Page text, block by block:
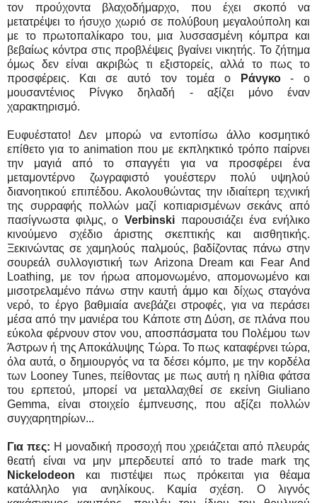
τον προύχοντα βλαχοδήμαρχο, που έχει σκοπό να
μετατρέψει το ήσυχο χωριό σε πολύβουη μεγαλούπολη και
με το πρωτοπαλίκαρο του, μια λυσσασμένη κόμπρα και
βεβαίως κόντρα στις προβλέψεις βγαίνει νικητής. Το ζήτημα
όμως δεν είναι ακριβώς τι εξιστορείς, αλλά το πως το
προσφέρεις. Και σε αυτό τον τομέα ο
Ράνγκο- ο
μουσαντένιος Ρίνγκο δηλαδή - αξίζει μόνο έναν
χαρακτηρισμό.
Ευφυέστατο! Δεν μπορώ να εντοπίσω άλλο κοσμητικό
επίθετο για το animation που με εκπληκτικό τρόπο παίρνει
την μαγιά από το σπαγγέτι για να προσφέρει ένα
μεταμοντέρνο ζωγραφιστό γουέστερν πολύ υψηλού
διανοητικού επιπέδου. Ακολουθώντας την ιδιαίτερη τεχνική
της συρραφής πολλών μαζί κοπιαρισμένων σεκάνς από
πασίγνωστα φιλμς, ο Verbinski παρουσιάζει ένα ενήλικο
κινούμενο σχέδιο άριστης σκεπτικής και αισθητικής.
Ξεκινώντας σε χαμηλούς παλμούς, βαδίζοντας πάνω στην
σουρεάλ συλλογιστική των Arizona Dream και Fear And
Loathing, με τον ήρωα απομονωμένο, απομονωμένο και
μισοτρελαμένο πάνω στην καυτή άμμο και δίχως σταγόνα
νερό, το έργο βαθμιαία ανεβάζει στροφές, για να περάσει
μέσα από την μανιέρα του Κάποτε στη Δύση, σε πλάνα που
εύκολα φέρνουν στον νου, αποσπάσματα του Πολέμου των
Άστρων ή της Αποκάλυψης Τώρα. Το πως καταφέρνει τώρα,
όλα αυτά, ο δημιουργός να τα δέσει κόμπο, με την κορδέλα
των Looney Tunes, πείθοντας με πως αυτή η ηλίθια φάτσα
του ερπετού, μπορεί να μεταλλαχθεί σε εκείνη Giuliano
Gemma, είναι στοιχείο έμπνευσης, που αξίζει πολλών
συγχαρητηρίων...
Για πες: Η μοναδική προσοχή που χρειάζεται από πλευράς
θεατή είναι να μην μπερδευτεί από το trade mark της
Nickelodeon και πιστέψει πως πρόκειται για θέαμα
κατάλληλο για ανηλίκους. Καμία σχέση. Ο λιγνός